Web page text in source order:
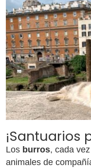
¡Santuarios
Los burros, cada
animales de